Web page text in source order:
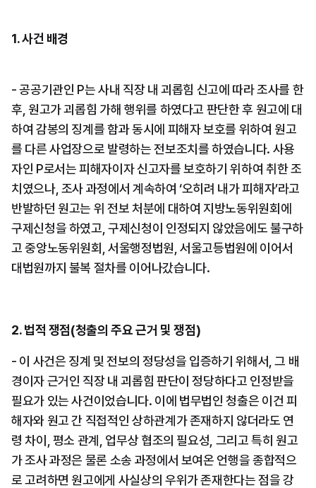
1. 사건 배경
- 공공기관인 P는 사내 직장 내 괴롭힘 신고에 따라 조사를 한
후, 원고가 괴롭힘 가해 행위를 하였다고 판단한 후 원고에 대
하여 감봉의 징계를 함과 동시에 피해자 보호를 위하여 원고
를 다른 사업장으로 발령하는 전보조치를 하였습니다. 사용
자인 P로서는 피해자이자 신고자를 보호하기 위하여 취한 조
치였으나, 조사 과정에서 계속하여 ‘오히려 내가 피해자’라고
반발하던 원고는 위 전보 처분에 대하여 지방노동위원회에
구제신청을 하였고, 구제신청이 인정되지 않았음에도 불구하
고 중앙노동위원회, 서울행정법원, 서울고등법원에 이어서
대법원까지 불복 절차를 이어나갔습니다.
2. 법적 쟁점(청출의 주요 근거 및 쟁점)
- 이 사건은 징계 및 전보의 정당성을 입증하기 위해서, 그 배
경이자 근거인 직장 내 괴롭힘 판단이 정당하다고 인정받을
필요가 있는 사건이었습니다. 이에 법무법인 청출은 이건 피
해자와 원고 간 직접적인 상하관계가 존재하지 않더라도 연
령 차이, 평소 관계, 업무상 협조의 필요성, 그리고 특히 원고
가 조사 과정은 물론 소송 과정에서 보여온 언행을 종합적으
로 고려하면 원고에게 사실상의 우위가 존재한다는 점을 강